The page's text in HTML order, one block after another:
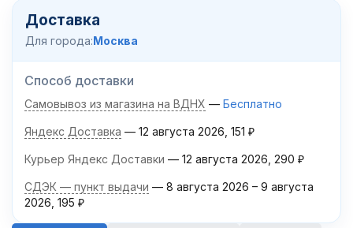
Доставка
Для города:Москва
Способ доставки
Самовывоз из магазина на ВДНХ Бесплатно
Яндекс Доставка 12 августа 2026 151 ₽
Курьер Яндекс Доставки 12 августа 2026 290 ₽
СДЭК — пункт выдачи 8 августа 2026 – 9 августа
2026 195 ₽